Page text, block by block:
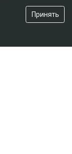
Принять